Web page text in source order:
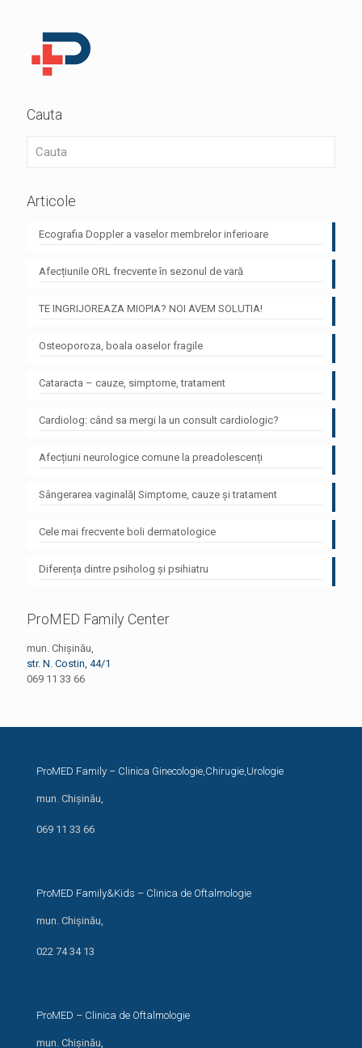
Cauta
Articole
Ecografia Doppler a vaselor membrelor inferioare
Afecțiunile ORL frecvente în sezonul de vară
TE INGRIJOREAZA MIOPIA? NOI AVEM SOLUTIA!
Osteoporoza, boala oaselor fragile
Cataracta – cauze, simptome, tratament
Cardiolog: când sa mergi la un consult cardiologic?
Afecțiuni neurologice comune la preadolescenți
Sângerarea vaginală| Simptome, cauze și tratament
Cele mai frecvente boli dermatologice
Diferența dintre psiholog și psihiatru
ProMED Family Center
mun. Chișinău,
str. N. Costin, 44/1
069 11 33 66
ProMED Family – Clinica Ginecologie,Chirugie,Urologie
mun. Chișinău,
069 11 33 66
ProMED Family&Kids – Clinica de Oftalmologie
mun. Chișinău,
022 74 34 13
ProMED – Clinica de Oftalmologie
mun. Chișinău,